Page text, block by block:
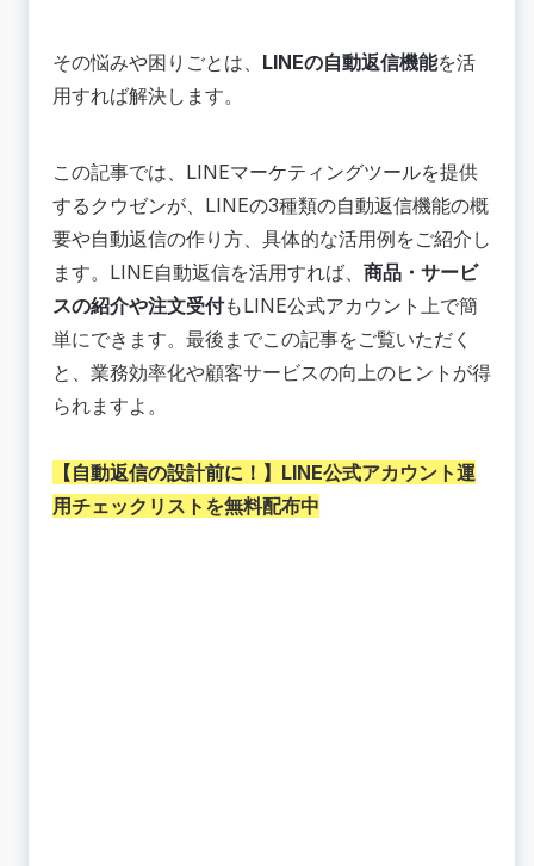
キーワード応答は「完全一致のみ対応」
応答メッセージの時間指定が可能
チャット機能 × 応答メッセージ
リッチメニュー × 応答メッセージ
カードタイプメッセージ × 応答メッセージ
💡LINE自動返信の活用例
活用例①LINEで商品の紹介・クーポン送付を自動
化する
活用例②注文受付にもLINE自動返信で対応
活用例③カスタマーサポートにLINE自動返信を使
う
LINE自動返信のメリット①顧客対応の向上
LINE自動返信のメリット②コスト削減
その悩みや困りごとは、 LINEの自動返信機能を活
用すれば解決します。
この記事では、 LINEマーケティングツールを提供
するクウゼンが、LINEの3種類の自動返信機能の概
要や自動返信の作り方、具体的な活用例をご紹介し
ます。LINE自動返信を活用すれば、 商品・サービ
スの紹介や注文受付もLINE公式アカウント上で簡
単にできます。最後までこの記事をご覧いただく
と、業務効率化や顧客サービスの向上のヒントが得
られますよ。
【自動返信の設計前に！】 LINE公式アカウント運
用チェックリストを無料配布中